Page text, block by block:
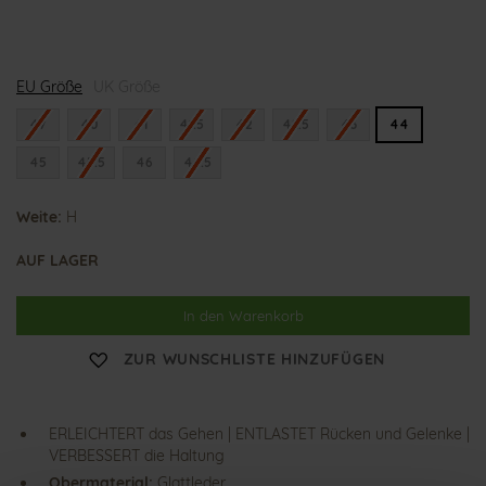
i
f
EU Größe
47 40 41 41.5 42 42.5 43 44
45.5 46.5
Weite: H
AUF LAGER
In den Warenkorb
ZUR WUNSCHLISTE HINZUFÜGEN
ERLEICHTERT das Gehen | ENTLASTET Rücken und Gelenke |
VERBESSERT die Haltung